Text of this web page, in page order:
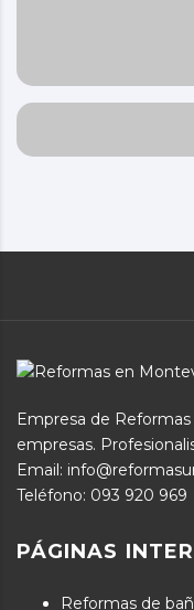
Empresa de
empresas.
Email:
Teléfono: 093 920 969
PÁGINAS
Reformas de